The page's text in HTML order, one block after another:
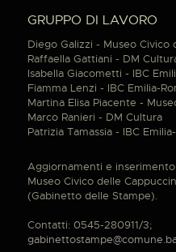
GRUPPO DI LAVORO
Diego Galizzi - Museo Civico
Raffaella Gattiani - DM
Isabella Giacometti - IBC
Fiamma Lenzi - IBC Emilia-
Martina Elisa Piacente -
Marco Ranieri - DM Cultura
Patrizia Tamassia - IBC
Aggiornamenti e
Museo Civico delle
(Gabinetto delle Stampe).
Contatti: 0545-280911/3;